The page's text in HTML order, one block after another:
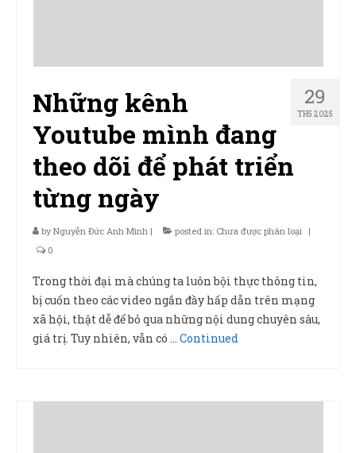
29
TH5 2025
Những kênh
Youtube mình đang
theo dõi để phát triển
từng ngày
byNguyễn Đức Anh Minh | posted in: Chưa được phân loại
|
0
Trong thời đại mà chúng ta luôn bội thực thông tin,
bị cuốn theo các video ngắn đầy hấp dẫn trên mạng
xã hội, thật dễ để bỏ qua những nội dung chuyên sâu,
giá trị. Tuy nhiên, vẫn có … Continued